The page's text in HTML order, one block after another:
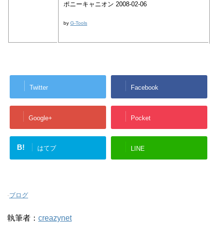
ポニーキャニオン 2008-02-06
by G-Tools
Twitter Facebook
Google+ Pocket
B! はてブ LINE
-ブログ
執筆者： creazynet